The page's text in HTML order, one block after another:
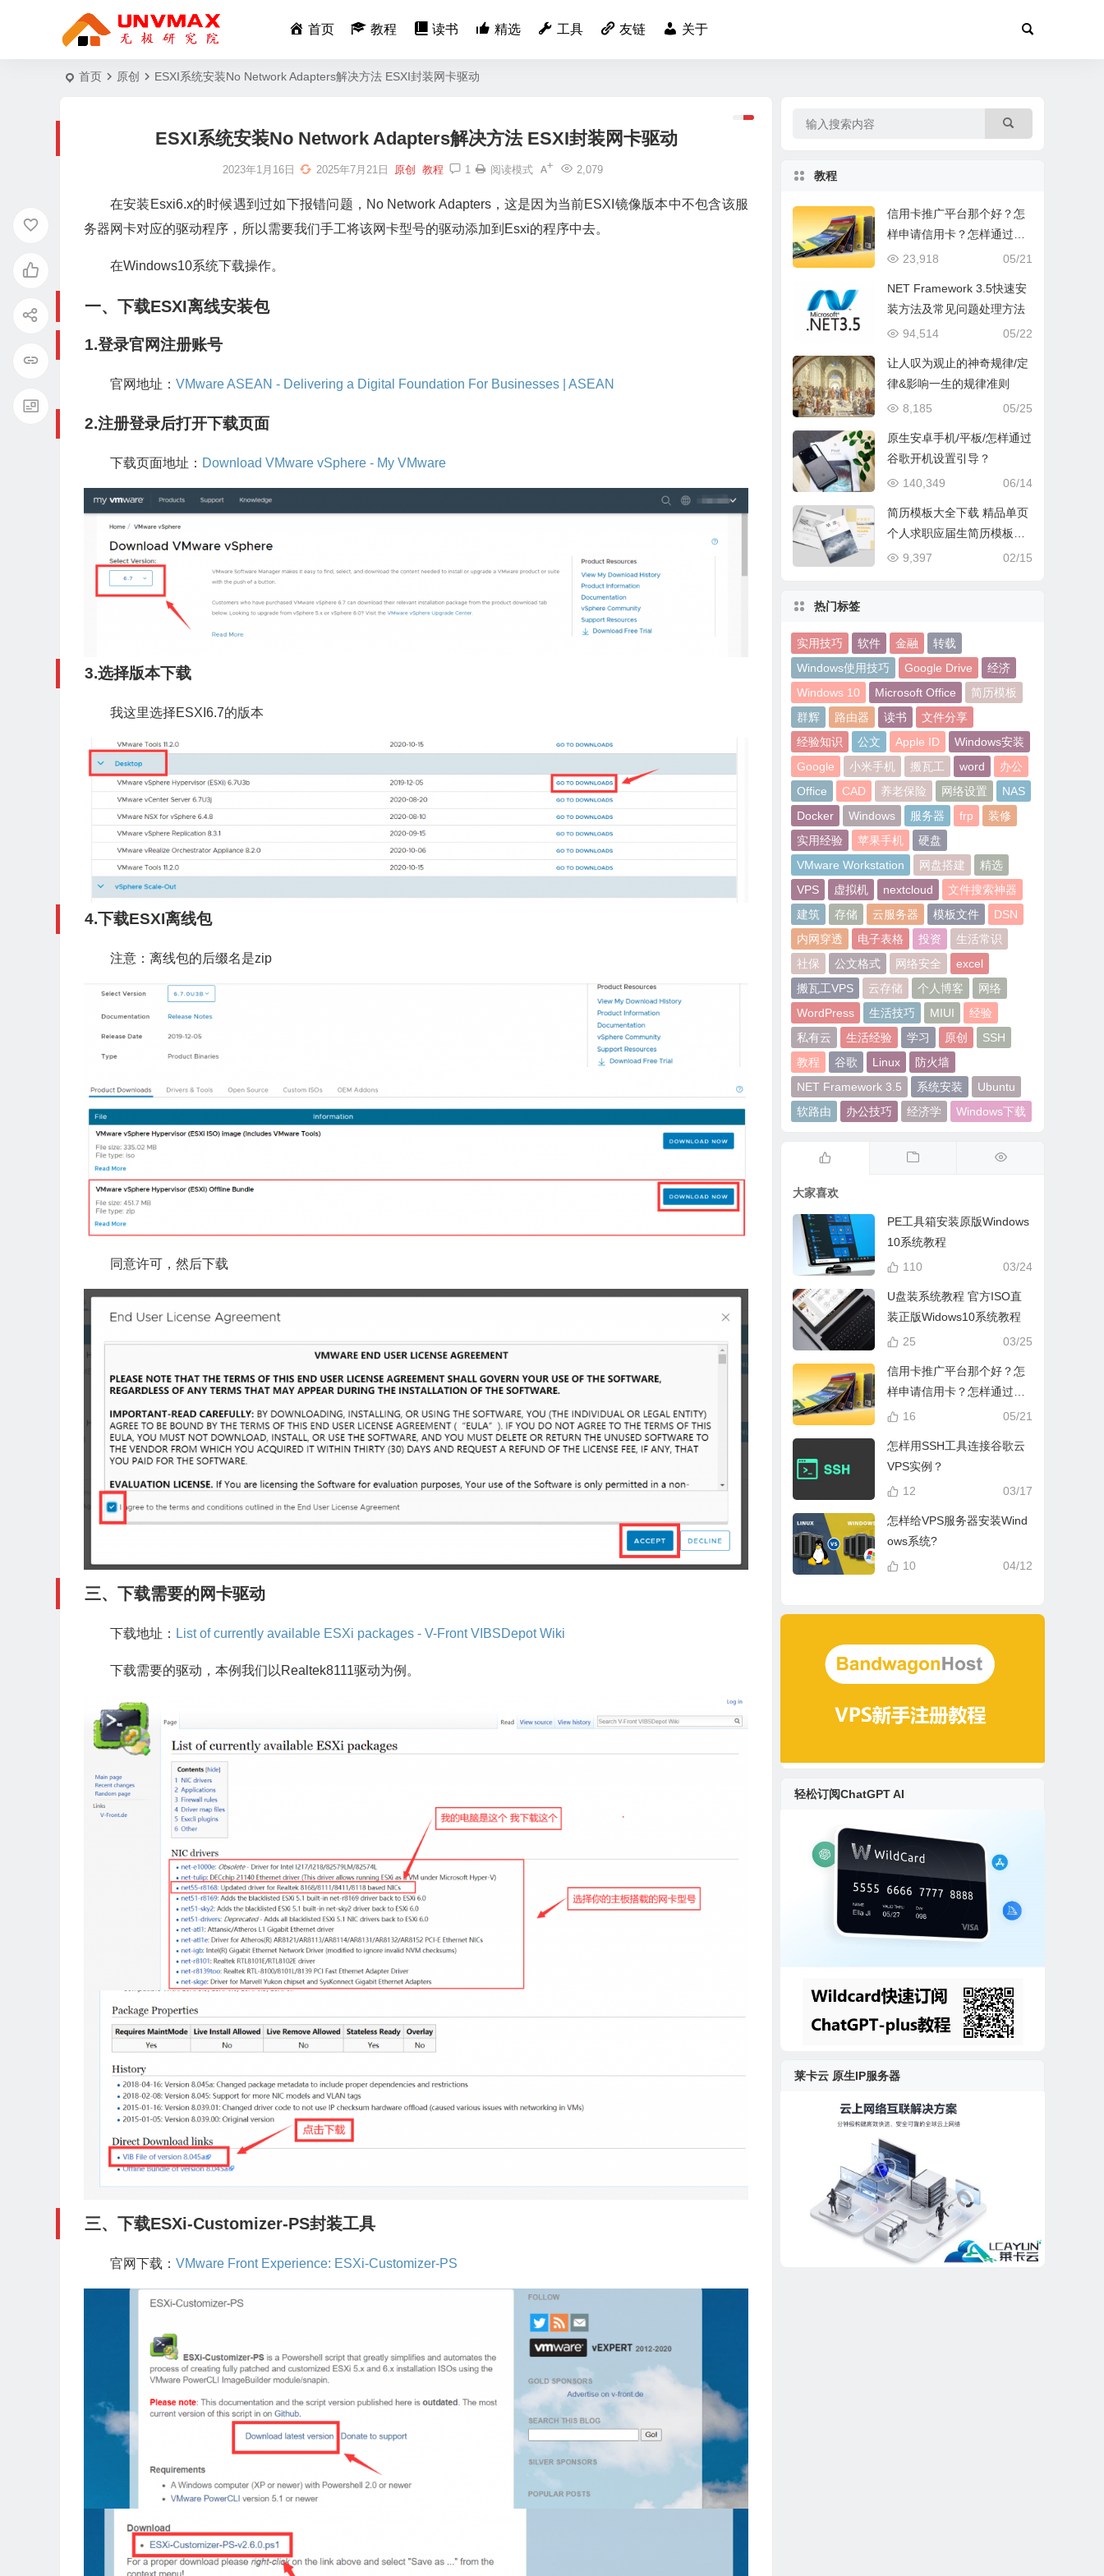
首页 教程 读书 精选 工具 友链 关于
首页 原创 ESXI系统安装No Network Adapters解决方法 ESXI封装网卡驱动
ESXI系统安装No Network Adapters解决方法 ESXI封装网卡驱动
2023年1月16日 2025年7月21日 原创 教程 1 2,079
阅读模式
在安装Esxi6.x的时候遇到过如下报错问题，No Network Adapters，这是因为当前ESXI镜像版本中不包含该服
务器网卡对应的驱动程序，所以需要我们手工将该网卡型号的驱动添加到Esxi的程序中去。
在Windows10系统下载操作。
一、下载ESXI离线安装包
1.登录官网注册账号
官网地址： VMware ASEAN - Delivering a Digital Foundation For Businesses | ASEAN
2.注册登录后打开下载页面
下载页面地址： Download VMware vSphere - My VMware
3.选择版本下载
我这里选择ESXI6.7的版本
4.下载ESXI离线包
注意：离线包的后缀名是zip
同意许可，然后下载
三、下载需要的网卡驱动
下载地址： List of currently available ESXi packages - V-Front VIBSDepot Wiki
下载需要的驱动，本例我们以Realtek8111驱动为例。
三、下载ESXi-Customizer-PS封装工具
官网下载： VMware Front Experience: ESXi-Customizer-PS
教程
信用卡推广平台那个好？怎
样申请信用卡？怎样通过手
机网络推广信用卡赚钱？05/21
23,918
NET Framework 3.5快速安
装方法及常见问题处理方法
05/22
94,514
让人叹为观止的神奇规律/定
律&影响一生的规律准则
05/25
8,185
原生安卓手机/平板/怎样通过
谷歌开机设置引导？
06/14
140,349
简历模板大全下载 精品单页
个人求职应届生简历模板下
载
02/15
9,397
热门标签
实用技巧 软件 金融
转载
Windows使用技巧
Google Drive
经济
Windows 10
Microsoft Office
简历模板
群辉
路由器 读书
文件分享
经验知识
公文 Apple ID
Windows安装
Google
小米手机 搬瓦工 word
办公
Office
CAD 养老保险 网络设置
NAS
Docker
Windows 服务器 frp
装修
实用经验
苹果手机
硬盘
VMware Workstation
网盘搭建
精选
VPS
虚拟机 nextcloud
文件搜索神器
建筑
存储 云服务器 模板文件
DSN
内网穿透
电子表格 投资
生活常识
社保
公文格式 网络安全
excel
搬瓦工VPS
云存储 个人博客
网络
WordPress
生活技巧 MIUI
经验
私有云
生活经验 学习 原创
SSH
教程
谷歌 Linux
防火墙
NET Framework 3.5
系统安装
Ubuntu
软路由
办公技巧 经济学 Windows下载
大家喜欢
PE工具箱安装原版Windows
10系统教程
03/24
110
U盘装系统教程 官方ISO直
装正版Widows10系统教程
03/25
25
信用卡推广平台那个好？怎
样申请信用卡？怎样通过手
机网络推广信用卡赚钱？05/21
16
怎样用SSH工具连接谷歌云
VPS实例？
03/17
12
怎样给VPS服务器安装Wind
ows系统?
04/12
10
轻松订阅ChatGPT AI
莱卡云 原生IP服务器